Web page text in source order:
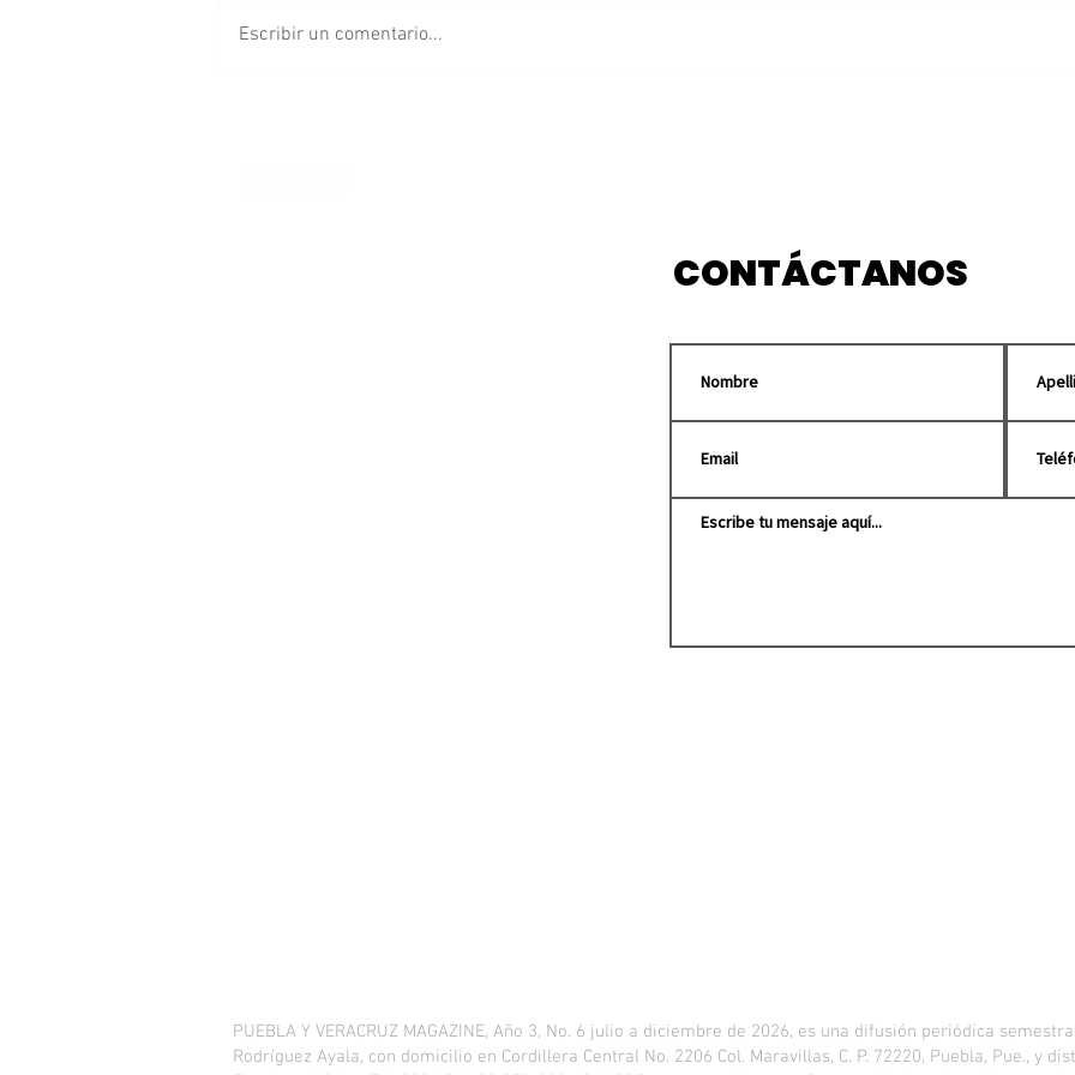
Escribir un comentario...
CONTÁCTANOS
PUEBLA Y VERACRUZ MAGAZINE, Año 3, No. 6 julio a diciembre de 2026, es una difusión periódica
Rodríguez Ayala, con domicilio en Cordillera Central No. 2206 Col. Maravillas, C. P. 72220, Puebla, Pue., y